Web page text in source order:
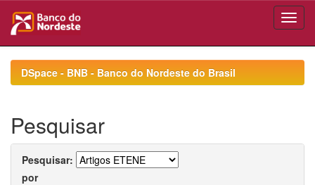
navigationDSpace - BNB - Banco do Nordeste do Brasil
Pesquisar
Pesquisar:
por